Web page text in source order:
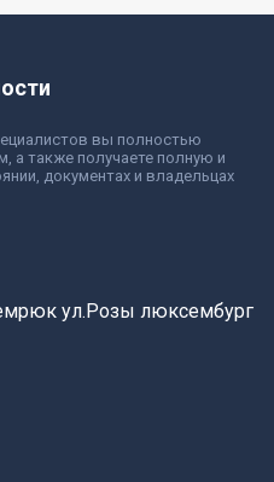
вы полностью
а также получаете полную и
документах и владельцах
ул.Розы люксембург